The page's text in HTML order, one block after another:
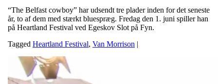
“The Belfast cowboy” har udsendt tre plader inden for det seneste
år, to af dem med stærkt bluespræg. Fredag den 1. juni spiller han
på Heartland Festival ved Egeskov Slot på Fyn.
Tagged Heartland Festival, Van Morrison |